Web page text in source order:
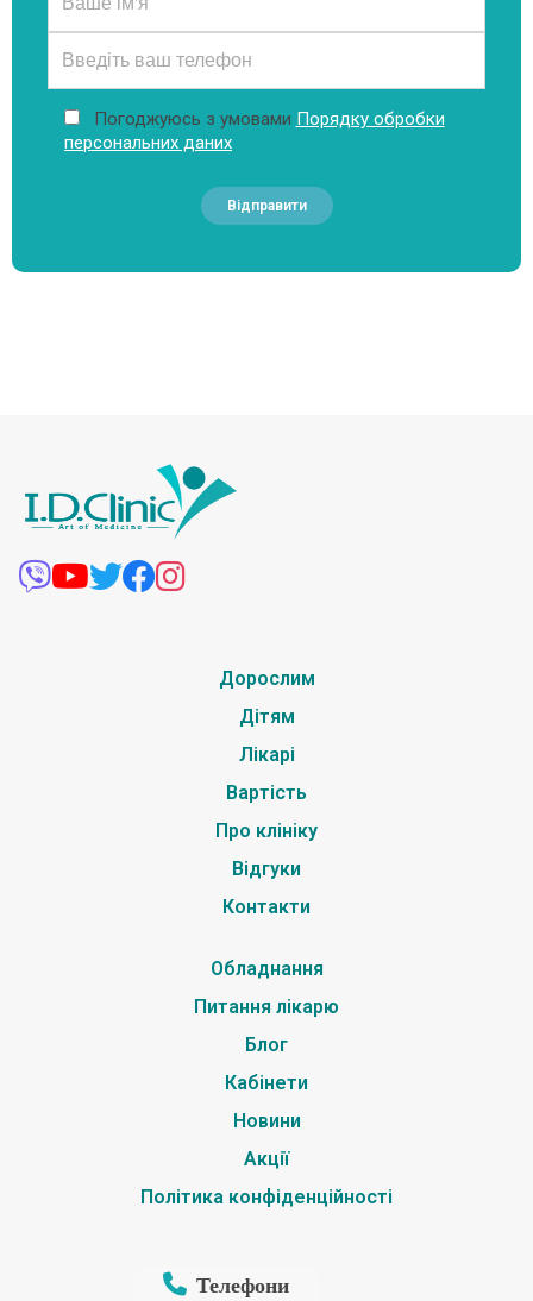
Погоджуюсь з умовами Порядку обробки
персональних даних
Дорослим
Дітям
Лікарі
Вартість
Про клініку
Відгуки
Контакти
Обладнання
Питання лікарю
Блог
Кабінети
Новини
Акції
Політика конфіденційності
Телефони